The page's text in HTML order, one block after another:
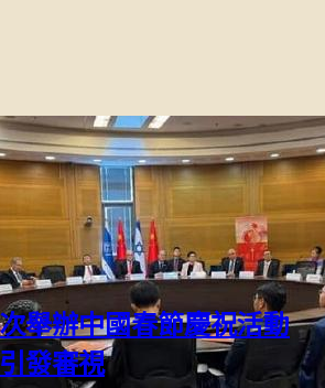
舉辦中國春節慶祝活動
發審視